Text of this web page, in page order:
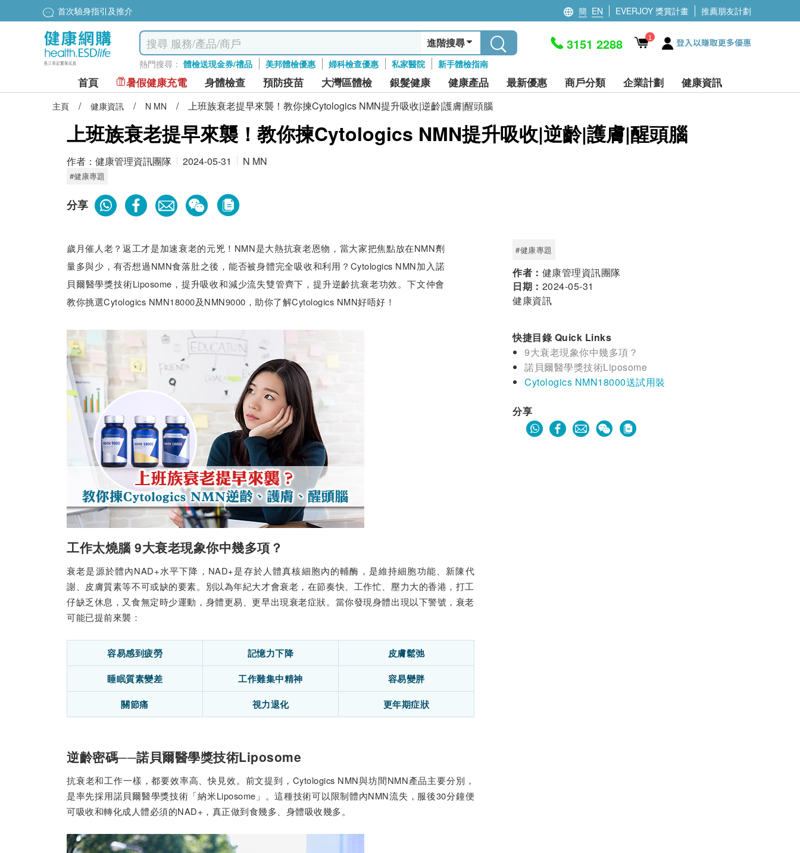
首次驗身指引及推介 簡 EN EVERJOY 獎賞計畫 推薦朋友計劃
進階搜尋
熱門搜尋： 體檢送現金券/禮品 美邦體檢優惠 婦科檢查優惠 私家醫院 新手體檢指南
3151 2288 1 登入以賺取更多優惠
首頁 暑假健康充電 身體檢查 預防疫苗 大灣區體檢 銀髮健康 健康產品 最新優惠 商戶分類 企業計劃 健康資訊
主頁 / 健康資訊 / N MN / 上班族衰老提早來襲！教你揀Cytologics NMN提升吸收|逆齡|護膚|醒頭腦
上班族衰老提早來襲！教你揀Cytologics NMN提升吸收|逆齡|護膚|醒頭腦
作者： 健康管理資訊團隊 2024-05-31 N MN
#健康專題
分享
歲月催人老？返工才是加速衰老的元兇！NMN是大熱抗衰老恩物，當大家把焦點放在NMN劑
量多與少，有否想過NMN食落肚之後，能否被身體完全吸收和利用？Cytologics NMN加入諾
貝爾醫學獎技術Liposome，提升吸收和減少流失雙管齊下，提升逆齡抗衰老功效。下文仲會
教你挑選Cytologics NMN18000及NMN9000，助你了解Cytologics NMN好唔好！
#健康專題
作者： 健康管理資訊團隊
日期： 2024-05-31
健康資訊
快捷目錄 Quick Links
9大衰老現象你中幾多項？
諾貝爾醫學獎技術Liposome
Cytologics NMN18000送試用裝
分享
工作太燒腦 9大衰老現象你中幾多項？
衰老是源於體內NAD+水平下降，NAD+是存於人體真核細胞內的輔酶，是維持細胞功能、新陳代
謝、皮膚質素等不可或缺的要素。別以為年紀大才會衰老，在節奏快、工作忙、壓力大的香港，打工
仔缺乏休息，又食無定時少運動，身體更易、更早出現衰老症狀。當你發現身體出現以下警號，衰老
可能已提前來襲：
容易感到疲勞 記憶力下降 皮膚鬆弛
睡眠質素變差 工作難集中精神 容易變胖
關節痛 視力退化 更年期症狀
逆齡密碼──諾貝爾醫學獎技術Liposome
抗衰老和工作一樣，都要效率高、快見效。前文提到，Cytologics NMN與坊間NMN產品主要分別，
是率先採用諾貝爾醫學獎技術「納米Liposome」。這種技術可以限制體內NMN流失，服後30分鐘便
可吸收和轉化成人體必須的NAD+，真正做到食幾多、身體吸收幾多。